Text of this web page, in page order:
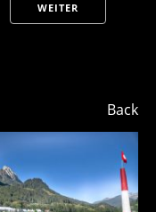
WEITER
Back